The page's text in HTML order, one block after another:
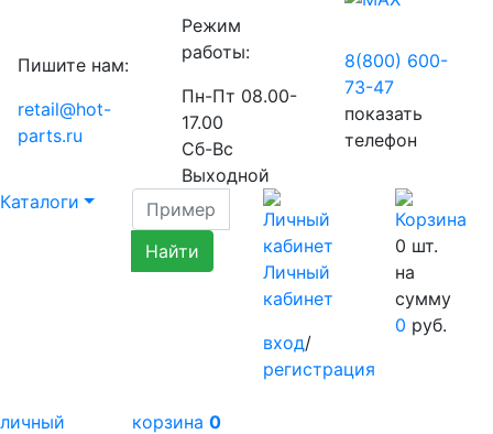
Пишите нам:
retail@hot-
parts.ru
Режим
работы:
Пн-Пт 08.00-
17.00
Сб-Вс
Выходной
8(800) 600-
73-47
показать
телефон
Каталоги
Личный
кабинет
вход/
регистрация
0 шт.
на
сумму
0 руб.
личный
корзина 0